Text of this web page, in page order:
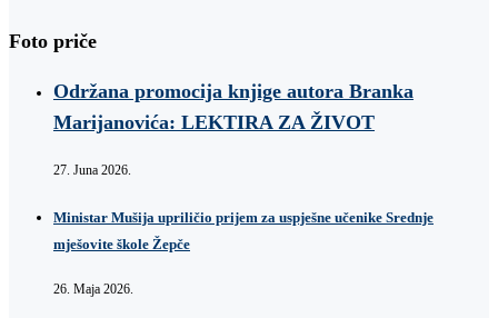
Foto priče
Održana promocija knjige autora Branka
Marijanovića: LEKTIRA ZA ŽIVOT
27. Juna 2026.
Ministar Mušija upriličio prijem za uspješne učenike Srednje
mješovite škole Žepče
26. Maja 2026.